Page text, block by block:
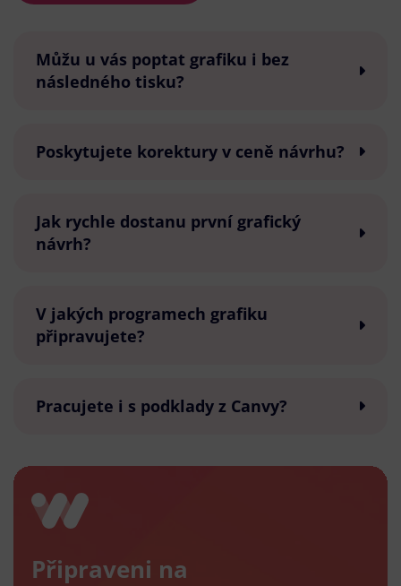
Můžu u vás poptat grafiku i bez
následného tisku?
Poskytujete korektury v ceně návrhu?
Jak rychle dostanu první grafický
návrh?
V jakých programech grafiku
připravujete?
Pracujete i s podklady z Canvy?
Připraveni na